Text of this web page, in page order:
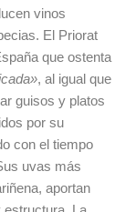
vinos
El Priorat
que ostenta
, al igual que
guisos y platos
por su
con el tiempo
uvas más
aportan